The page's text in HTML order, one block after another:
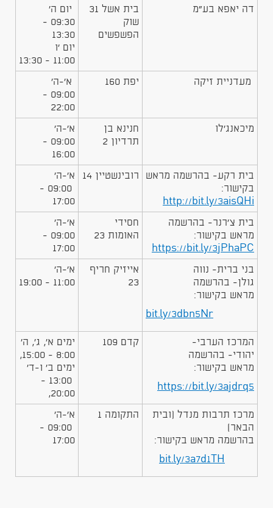
דה יאפא בע"מ
בית אשל 31
שוק
הפשפשים
יום ה'
09:30 -
13:30
יום 'ו
11:00 - 13:30
מעדניית זיקה יפת 160
א'-ה'
09:00 -
22:00
​מיכאנג'לו
​חנינא בן
תרדיון 2
​א'-ה'
09:00 -
16:00
​בית רקע- בהרשמה מראש
בקישור:
http://bit.ly/3aisQHi
​רובינשטיין 14
א'-ה'
09:00 -
17:00
​בית צ'רנר- בהרשמה
מראש בקישור:
https://bit.ly/3jPhaPC
​חסידי
האומות 23
​א'-ה'
09:00 -
17:00
​בני ברית- נווה
גולן- בהרשמה
מראש בקישור:
bit.ly/3dbn5Nr
אייזיק חריף
23
א'-ה'
11:00 - 19:00
​המרכז הערבי-
יהודי- בהרשמה
מראש בקישור:
https://bit.ly/3ajdrq5
​קדם 109
​ימים א', ג', ה'
8:00 - 15:00,
ימים ב' ו-ד'
13:00 -
20:00,
​מרכז תרבות מנדל (ובית
הבאר)
בהרשמה מראש בקישור:
bit.ly/3a7d1TH
​התקומה 1
​א'-ה'
09:00 -
17:00